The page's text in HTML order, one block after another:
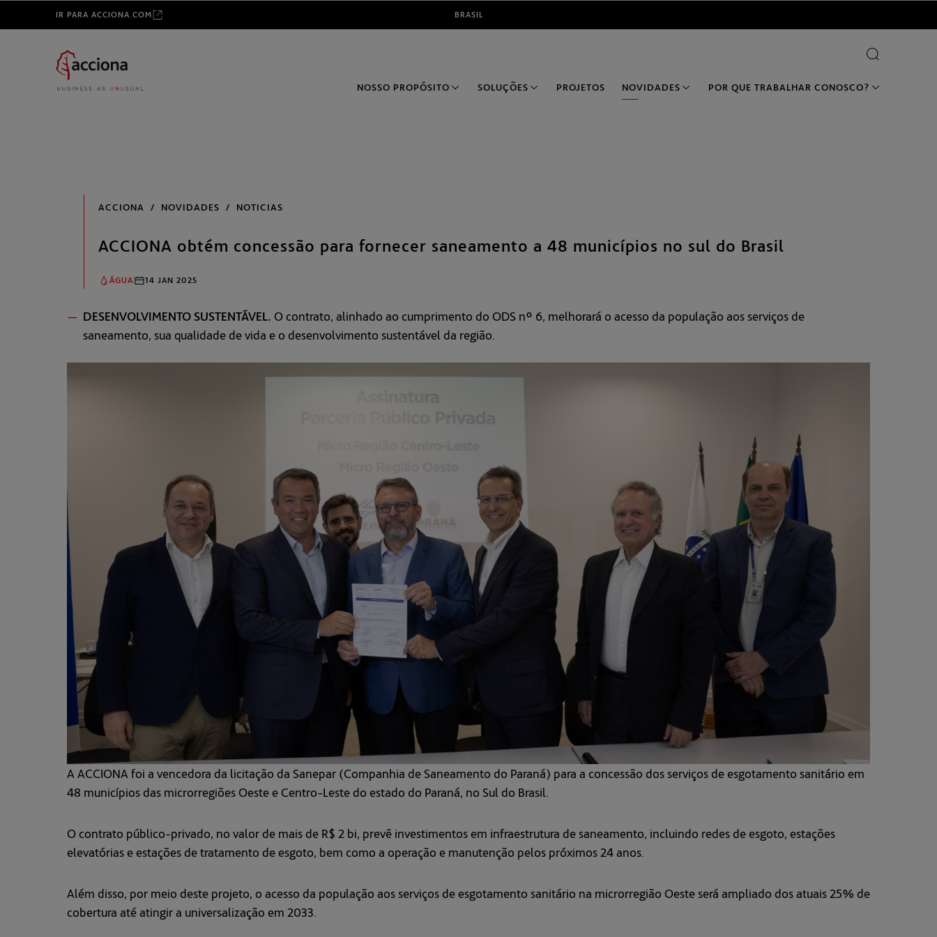
DESENVOLVIMENTO SUSTENTÁVEL. O contrato, alinhado ao cumprimento do ODS nº 6, melhorará o acesso da população aos serviços de
saneamento, sua qualidade de vida e o desenvolvimento sustentável da região.
A ACCIONA foi a vencedora da licitação da Sanepar (Companhia de Saneamento do Paraná) para a concessão dos serviços de esgotamento sanitário em
48 municípios das microrregiões Oeste e Centro-Leste do estado do Paraná, no Sul do Brasil.
O contrato público-privado, no valor de mais de R$ 2 bi, prevê investimentos em infraestrutura de saneamento, incluindo redes de esgoto, estações
elevatórias e estações de tratamento de esgoto, bem como a operação e manutenção pelos próximos 24 anos.
Além disso, por meio deste projeto, o acesso da população aos serviços de esgotamento sanitário na microrregião Oeste será ampliado dos atuais 25% de
cobertura até atingir a universalização em 2033.